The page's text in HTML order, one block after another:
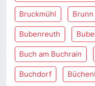
Bruckmühl Brunn
Bubenreuth
Buch am Buchrain
Buchdorf